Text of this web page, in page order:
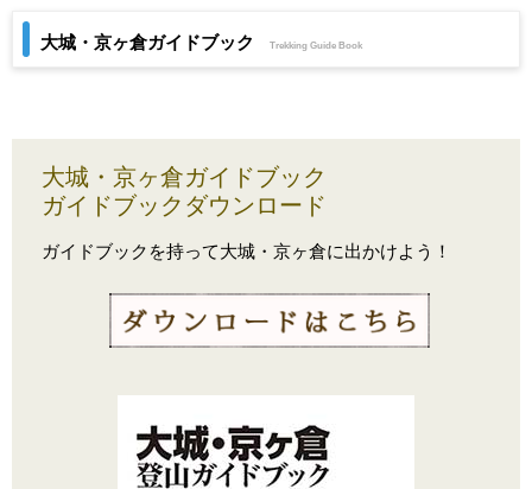
大城・京ヶ倉ガイドブック Trekking Guide Book
大城・京ヶ倉ガイドブック
ガイドブックダウンロード
ガイドブックを持って大城・京ヶ倉に出かけよう！